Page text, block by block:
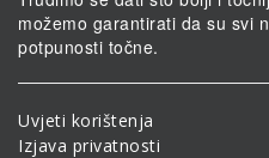
možemo garantirati da su svi
potpunosti točne.
Uvjeti korištenja
Izjava privatnosti